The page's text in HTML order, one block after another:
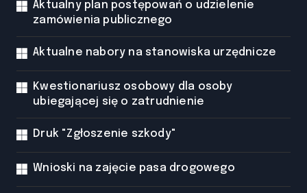
Aktualny plan postępowań o udzielenie
zamówienia publicznego
Aktualne nabory na stanowiska urzędnicze
Kwestionariusz osobowy dla osoby
ubiegającej się o zatrudnienie
Druk "Zgłoszenie szkody"
Wnioski na zajęcie pasa drogowego